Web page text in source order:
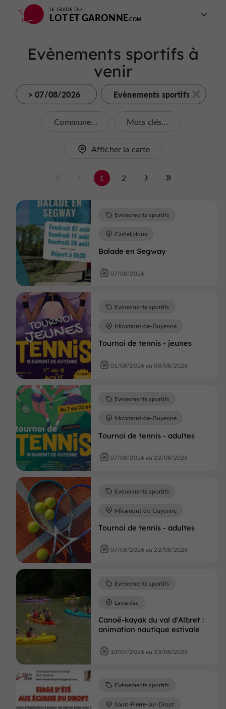
LE GUIDE DU
LOT ET GARONNE
Evènements sportifs à
venir
> 07/08/2026 Evènements sportifs
Commune... Mots clés...
Afficher la carte
1 2
Balade en Segway
Evènements sportifs
Casteljaloux
07/08/2026
Tournoi de tennis - jeunes
Evènements sportifs
Miramont-de-Guyenne
01/08/2026 au 08/08/2026
Tournoi de tennis - adultes
Evènements sportifs
Miramont-de-Guyenne
07/08/2026 au 22/08/2026
Tournoi de tennis - adultes
Evènements sportifs
Miramont-de-Guyenne
07/08/2026 au 22/08/2026
Canoë-kayak du val d'Albret :
animation nautique estivale
Evènements sportifs
Lavardac
10/07/2026 au 23/08/2026
Evènements sportifs
Saint-Pierre-sur-Dropt